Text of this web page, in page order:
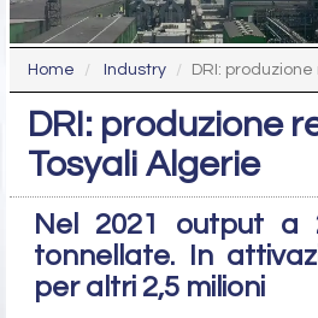
Home Industry DRI:
DRI: produzione
Tosyali Algerie
Nel 2021 output a
tonnellate. In
per altri 2,5 milioni